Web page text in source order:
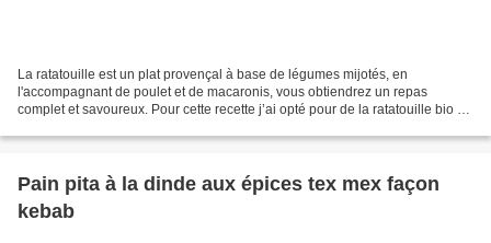
La ratatouille est un plat provençal à base de légumes mijotés, en
l'accompagnant de poulet et de macaronis, vous obtiendrez un repas
complet et savoureux. Pour cette recette j’ai opté pour de la ratatouille bio en
Pain pita à la dinde aux épices tex mex façon
kebab